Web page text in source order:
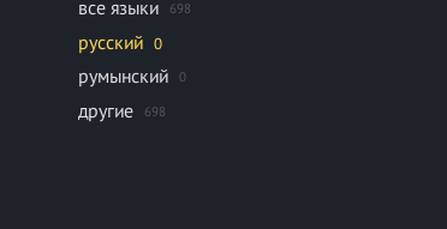
все языки 698
русский 0
румынский 0
другие 698